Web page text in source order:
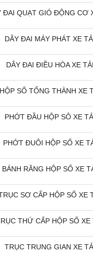
ĐAI QUẠT GIÓ ĐỘNG CƠ
DÂY ĐAI MÁY PHÁT XE
DÂY ĐAI ĐIỀU HÒA XE
HỘP SỐ TỔNG THÀNH XE
PHỚT ĐẦU HỘP SÔ XE
PHỚT ĐUÔI HỘP SỐ XE
BÁNH RĂNG HỘP SỐ XE
SƠ CẤP HỘP SỐ XE
THỨ CẤP HỘP SỐ
TRỤC TRUNG GIAN XE